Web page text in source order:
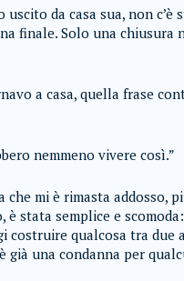
uscito da casa sua, non c’è
finale. Solo una chiusura
a casa, quella frase
nemmeno vivere così.”
che mi è rimasta addosso,
stata semplice e
costruire qualcosa tra due
già una condanna per